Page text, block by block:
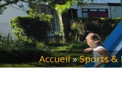
Accueil»Sports &